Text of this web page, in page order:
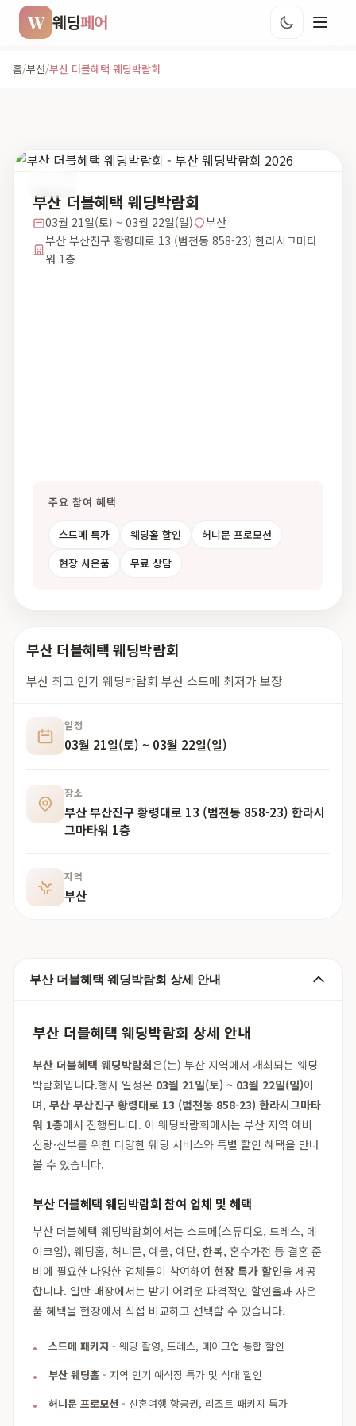
W 웨딩페어
홈/부산/부산 더블혜택 웨딩박람회
부산 더블혜택 웨딩박람회
03월 21일(토) ~ 03월 22일(일)
부산
부산 부산진구 황령대로 13 (범천동 858-23) 한라시그마타
워 1층
주요 참여 혜택
스드메 특가 웨딩홀 할인
허니문 프로모션
현장 사은품
무료 상담
부산 더블혜택 웨딩박람회
부산 최고 인기 웨딩박람회 부산 스드메 최저가 보장
일정
03월 21일(토) ~ 03월 22일(일)
장소
부산 부산진구 황령대로 13 (범천동 858-23) 한라시
그마타워 1층
지역
부산
부산 더블혜택 웨딩박람회 상세 안내
부산 더블혜택 웨딩박람회 상세 안내
부산 더블혜택 웨딩박람회은(는) 부산 지역에서 개최되는 웨딩
박람회입니다.행사 일정은 03월 21일(토) ~ 03월 22일(일)이
며, 부산 부산진구 황령대로 13 (범천동 858-23) 한라시그마타
워 1층에서 진행됩니다. 이 웨딩박람회에서는 부산 지역 예비
신랑·신부를 위한 다양한 웨딩 서비스와 특별 할인 혜택을 만나
볼 수 있습니다.
부산 더블혜택 웨딩박람회 참여 업체 및 혜택
부산 더블혜택 웨딩박람회에서는 스드메(스튜디오, 드레스, 메
이크업), 웨딩홀, 허니문, 예물, 예단, 한복, 혼수가전 등 결혼 준
비에 필요한 다양한 업체들이 참여하여 현장 특가 할인을 제공
합니다. 일반 매장에서는 받기 어려운 파격적인 할인율과 사은
품 혜택을 현장에서 직접 비교하고 선택할 수 있습니다.
스드메 패키지 - 웨딩 촬영, 드레스, 메이크업 통합 할인
부산 웨딩홀 - 지역 인기 예식장 특가 및 식대 할인
허니문 프로모션 - 신혼여행 항공권, 리조트 패키지 특가